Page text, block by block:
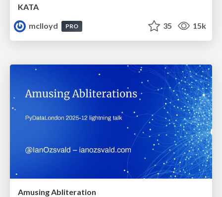
KATA
mclloyd
PRO 35 15k
Amusing Abliteration